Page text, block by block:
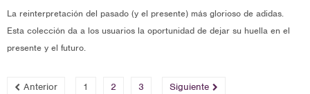
La reinterpretación del pasado (y el presente) más glorioso de adidas.
Esta colección da a los usuarios la oportunidad de dejar su huella en el
presente y el futuro.
Anterior 1 2 3 Siguiente